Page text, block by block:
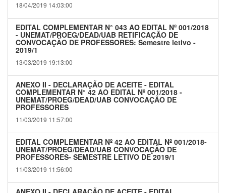
18/04/2019 14:03:00
EDITAL COMPLEMENTAR N° 043 AO EDITAL Nº 001/2018
- UNEMAT/PROEG/DEAD/UAB RETIFICAÇÃO DE
CONVOCAÇÃO DE PROFESSORES: Semestre letivo -
2019/1
13/03/2019 19:13:00
ANEXO II - DECLARAÇÃO DE ACEITE - EDITAL
COMPLEMENTAR N° 42 AO EDITAL Nº 001/2018 -
UNEMAT/PROEG/DEAD/UAB CONVOCAÇÃO DE
PROFESSORES
11/03/2019 11:57:00
EDITAL COMPLEMENTAR Nº 42 AO EDITAL Nº 001/2018-
UNEMAT/PROEG/DEAD/UAB CONVOCAÇÃO DE
PROFESSORES- SEMESTRE LETIVO DE 2019/1
11/03/2019 11:56:00